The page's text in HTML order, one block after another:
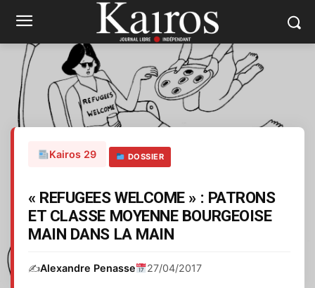
Kairos 29 DOSSIER
« REFUGEES WELCOME » : PATRONS
ET CLASSE MOYENNE BOURGEOISE
MAIN DANS LA MAIN
✍️Alexandre Penasse 27/04/2017